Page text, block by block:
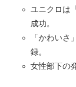
ユニクロは
成功。
「かわいさ
録。
女性部下の